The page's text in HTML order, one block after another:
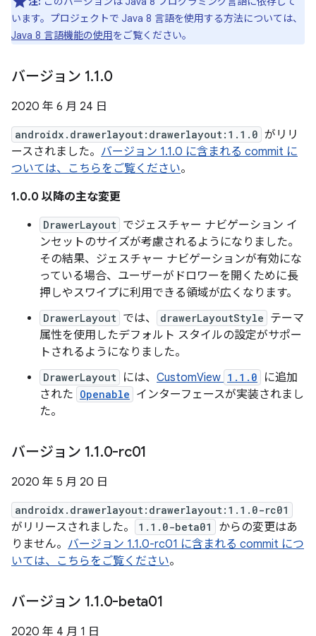
います。プロジェクトで Java 8 言語を使用する方法については、
Java 8 言語機能の使用をご覧ください。
バージョン 1.1.0
2020 年 6 月 24 日
androidx.drawerlayout:drawerlayout:1.1.0 がリリ
ースされました。 バージョン 1.1.0 に含まれる commit に
ついては、こちらをご覧ください。
1.0.0 以降の主な変更
DrawerLayout でジェスチャー ナビゲーション イ
ンセットのサイズが考慮されるようになりました。
その結果、ジェスチャー ナビゲーションが有効にな
っている場合、ユーザーがドロワーを開くために長
押しやスワイプに利用できる領域が広くなります。
DrawerLayout では、 drawerLayoutStyle テーマ
属性を使用したデフォルト スタイルの設定がサポー
トされるようになりました。
DrawerLayout には、 CustomView 1.1.0
に追加
された Openable インターフェースが実装されまし
た。
バージョン 1.1.0-rc01
2020 年 5 月 20 日
androidx.drawerlayout:drawerlayout:1.1.0-rc01
がリリースされました。 1.1.0-beta01
からの変更はあ
りません。 バージョン 1.1.0-rc01 に含まれる commit につ
いては、こちらをご覧ください。
バージョン 1.1.0-beta01
2020 年 4 月 1 日